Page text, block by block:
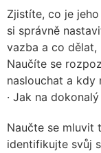
Zjistíte, co je
si správně
vazba a co
Naučíte se
naslouchat a kdy
· Jak na
Naučte se mluvit
identifikujte svůj